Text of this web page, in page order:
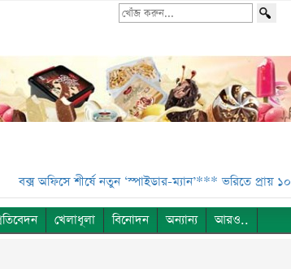
অফিসে শীর্ষে নতুন ‘স্পাইডার-ম্যান’*** ভরিতে প্রায় ১০
খেলাধূলা বিনোদন অন্যান্য আরও..